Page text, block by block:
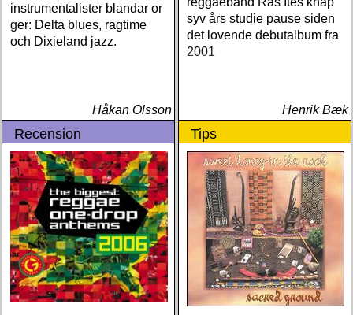
instrumentalister blandar or
ger: Delta blues, ragtime
och Dixieland jazz.
Håkan Olsson
syv års studie pause siden
det lovende debutalbum fra
2001
Henrik Bæk
Recension Tips